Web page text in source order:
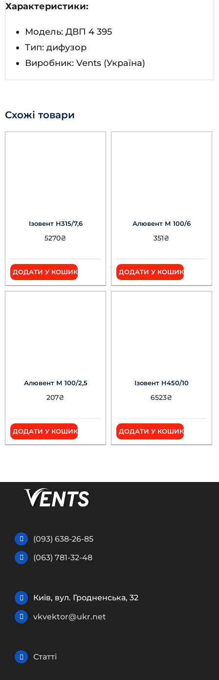
Характеристики:
Модель: ДВП 4 395
Тип: дифузор
Виробник: Vents (Україна)
Схожі товари
Ізовент Н315/7,6
5270₴
ДОДАТИ У КОШИК
Алювент М 100/6
351₴
ДОДАТИ У КОШИК
Алювент М 100/2,5
207₴
ДОДАТИ У КОШИК
Ізовент Н450/10
6523₴
ДОДАТИ У КОШИК
(093) 638-26-85
(063) 781-32-48
Київ, вул. Гродненська, 32
vkvektor@ukr.net
Статті